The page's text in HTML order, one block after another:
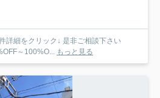
詳細をクリック↓ 是非ご相談下さい
～100%O...
もっと見る